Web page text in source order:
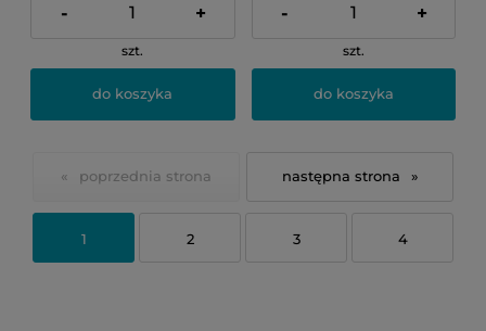
- +
szt.
do koszyka
- +
szt.
do koszyka
«
1 2 3 4
»